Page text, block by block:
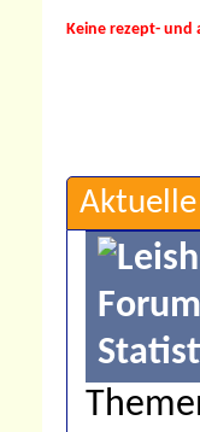
Keine rezept-